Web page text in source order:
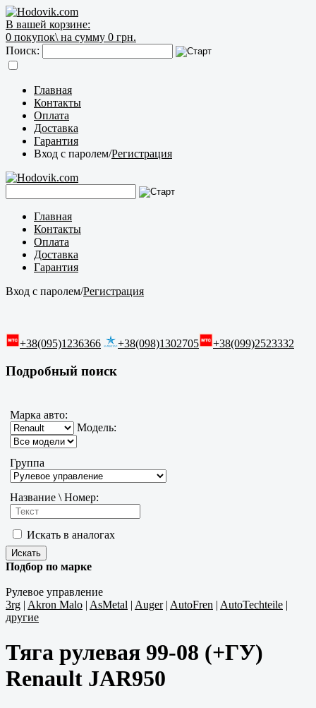
В вашей корзине:
0 покупок\ на сумму 0 грн.
Поиск:
Главная
Контакты
Оплата
Доставка
Гарантия
Вход с паролем/Регистрация
Главная
Контакты
Оплата
Доставка
Гарантия
Вход с паролем/Регистрация
+38(095)1236366 +38(098)1302705 +38(099)2523332
Подробный поиск
Марка авто:
Модель:
Группа
Название \ Номер:
Искать в аналогах
Подбор по марке
Рулевое управление
3rg | Akron Malo | AsMetal | Auger| AutoFren | AutoTechteile |
другие
Тяга рулевая 99-08 (+ГУ)
Renault JAR950